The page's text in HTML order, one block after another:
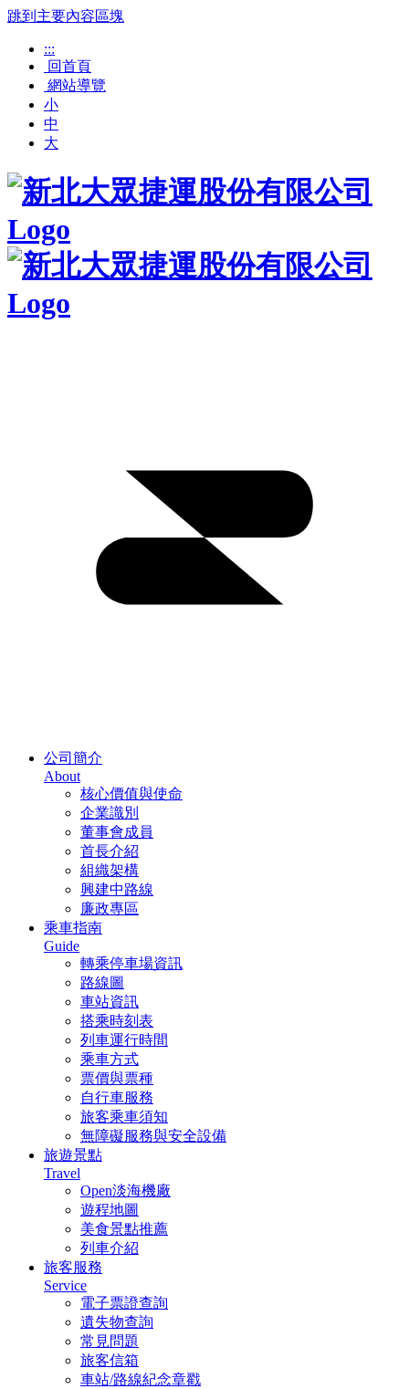
跳到主要內容區塊
:::
回首頁
網站導覽
小
中
大
公司簡介
About
核心價值與使命
企業識別
董事會成員
首長介紹
組織架構
興建中路線
廉政專區
乘車指南
Guide
轉乘停車場資訊
路線圖
車站資訊
搭乘時刻表
列車運行時間
乘車方式
票價與票種
自行車服務
旅客乘車須知
無障礙服務與安全設備
旅遊景點
Travel
Open淡海機廠
遊程地圖
美食景點推薦
列車介紹
旅客服務
Service
電子票證查詢
遺失物查詢
常見問題
旅客信箱
車站/路線紀念章戳